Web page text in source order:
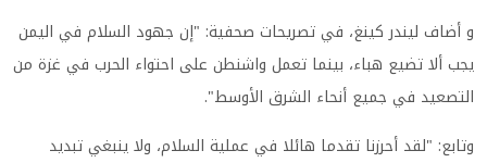
و أضاف ليندر كينغ، في تصريحات صحفية: "إن جهود السلام في اليمن
يجب ألا تضيع هباء، بينما تعمل واشنطن على احتواء الحرب في غزة من
التصعيد في جميع أنحاء الشرق الأوسط".
وتابع: "لقد أحرزنا تقدما هائلا في عملية السلام، ولا ينبغي تبديد